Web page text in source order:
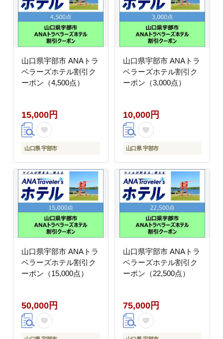
山口県宇部市 ANAトラ
ベラーズホテル割引ク
ーポン（4,500点）
15,000円
山口県 宇部市
山口県宇部市 ANAトラ
ベラーズホテル割引ク
ーポン（3,000点）
10,000円
山口県 宇部市
山口県宇部市 ANAトラ
ベラーズホテル割引ク
ーポン（15,000点）
50,000円
山口県宇部市 ANAトラ
ベラーズホテル割引ク
ーポン（22,500点）
75,000円